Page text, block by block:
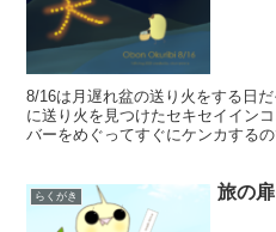
8/16は月遅れ盆の送り火をする日
に送り火を見つけたセキセイイン
バーをめぐってすぐにケンカする
らくがき 旅の